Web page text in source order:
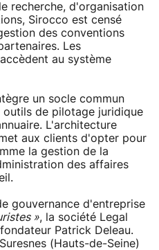
recherche, d'organisation
Sirocco est censé
des conventions
Les
au système
un socle commun
outils de pilotage juridique
L'architecture
aux clients d'opter pour
la gestion de la
des affaires
gouvernance d'entreprise
», la société Legal
Patrick Deleau.
(Hauts-de-Seine)